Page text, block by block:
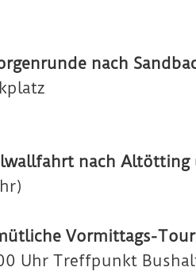
nach
nach Altötting
Vormittags-
Uhr Treffpunkt